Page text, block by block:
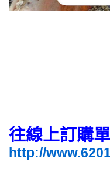
往線上訂購
http://